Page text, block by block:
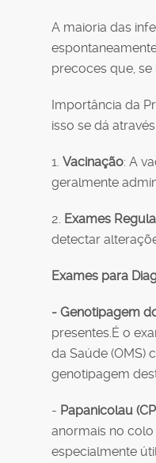
A maioria das
precoces que,
Importância da
isso se dá
1. Vacinação: A
geralmente
2. Exames
detectar
Exames para
- Genotipagem
presentes.É o
da Saúde (OMS)
genotipagem
- Papanicolau
anormais no
especialmente